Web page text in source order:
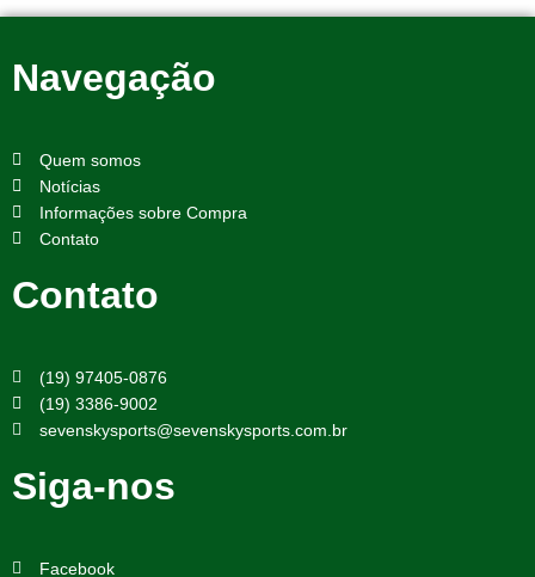
Navegação
Quem somos
Notícias
Informações sobre Compra
Contato
Contato
(19) 97405-0876
(19) 3386-9002
sevenskysports@sevenskysports.com.br
Siga-nos
Facebook